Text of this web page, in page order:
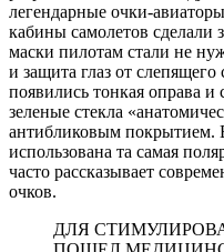
легендарные очки-
кабины самолетов
маски пилотам стали не
и защита глаз от
появились тонкая оправа
зеленые стекла
антибликовым покрытием.
использована та самая
часто рассказывает
очков.
ДЛЯ